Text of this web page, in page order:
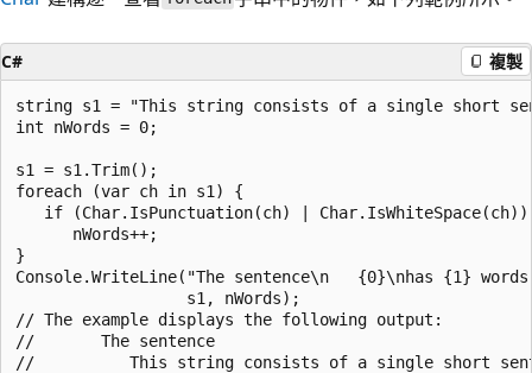
C# 複製
string s1 = "This string consists of a single short
int nWords = 0;
s1 = s1.Trim();
foreach (var ch in s1) {
   if (Char.IsPunctuation(ch) | Char.IsWhiteSpace(ch))
      nWords++;
}
Console.WriteLine("The sentence\n   {0}\nhas {1}
// The example displays the following output:
//       The sentence
//          This string consists of a single short